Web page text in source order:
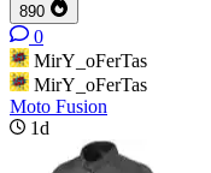
890
0
MirY_oFerTas
MirY_oFerTas
Moto Fusion
1d